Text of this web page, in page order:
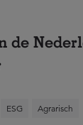
de
ESG Agrarisch